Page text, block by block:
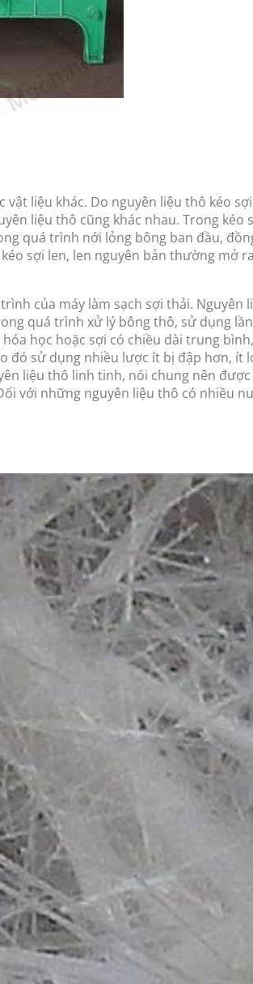
liệu khác. Do nguyên liệu thô kéo
liệu thô cũng khác nhau. Trong kéo
quá trình nới lỏng bông ban đầu,
sợi len, len nguyên bản thường mở
của máy làm sạch sợi thải. Nguyên
quá trình xử lý bông thô, sử dụng
học hoặc sợi có chiều dài trung
đó sử dụng nhiều lược ít bị đập hơn, ít
liệu thô linh tinh, nói chung nên
với những nguyên liệu thô có nhiều